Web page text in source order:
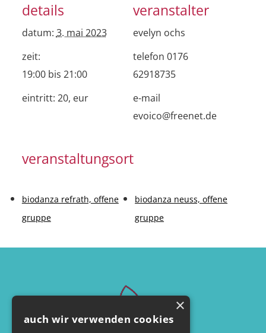
details
datum: 3. mai 2023
zeit:
19:00 bis 21:00
eintritt: 20, eur
veranstalter
evelyn ochs
telefon 0176
62918735
e-mail
evoico@freenet.de
veranstaltungsort
biodanza refrath, offene
gruppe
biodanza neuss, offene
gruppe
×
auch wir verwenden cookies